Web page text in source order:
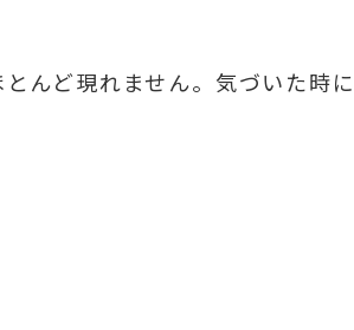
んど現れません。気づいた時に